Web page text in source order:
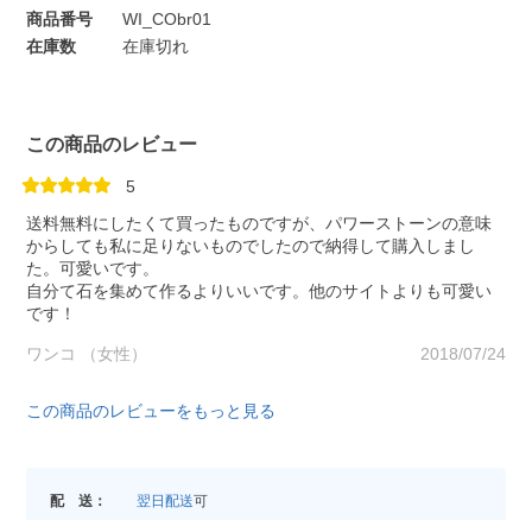
商品番号
WI_CObr01
在庫数
在庫切れ
この商品のレビュー
5
送料無料にしたくて買ったものですが、パワーストーンの意味
からしても私に足りないものでしたので納得して購入しまし
た。可愛いです。
自分て石を集めて作るよりいいです。他のサイトよりも可愛い
です！
ワンコ （女性） 2018/07/24
この商品のレビューをもっと見る
配 送： 翌日配送可